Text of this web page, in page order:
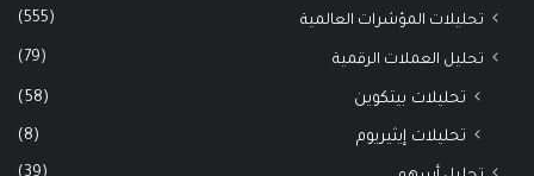
تحليلات المؤشرات العالمية (555)
تحليل العملات الرقمية (79)
تحليلات بيتكوين (58)
تحليلات إيثيريوم (8)